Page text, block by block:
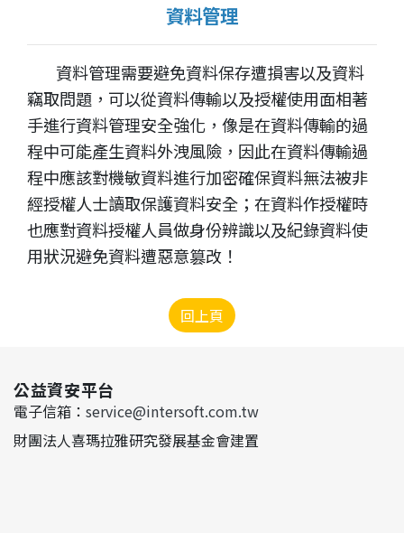
資料管理
資料管理需要避免資料保存遭損害以及資料
竊取問題，可以從資料傳輸以及授權使用面相著
手進行資料管理安全強化，像是在資料傳輸的過
程中可能產生資料外洩風險，因此在資料傳輸過
程中應該對機敏資料進行加密確保資料無法被非
經授權人士讀取保護資料安全；在資料作授權時
也應對資料授權人員做身份辨識以及紀錄資料使
用狀況避免資料遭惡意篡改！
回上頁
公益資安平台
電子信箱： service@intersoft.com.tw
財團法人喜瑪拉雅研究發展基金會建置